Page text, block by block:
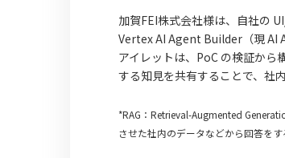
加賀FEI株式会社様は、自社の
Vertex AI Agent Builder（現 AI
アイレットは、PoC の検証から
する知見を共有することで、社
*RAG：Retrieval-Augmented
させた社内のデータなどから回答をす